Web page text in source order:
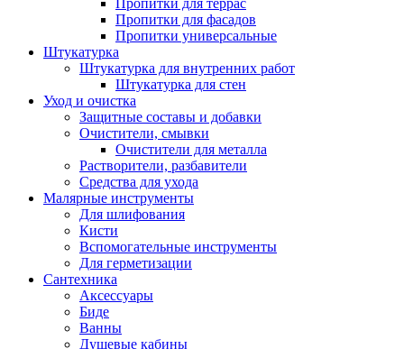
Пропитки для террас
Пропитки для фасадов
Пропитки универсальные
Штукатурка
Штукатурка для внутренних работ
Штукатурка для стен
Уход и очистка
Защитные составы и добавки
Очистители, смывки
Очистители для металла
Растворители, разбавители
Средства для ухода
Малярные инструменты
Для шлифования
Кисти
Вспомогательные инструменты
Для герметизации
Сантехника
Аксессуары
Биде
Ванны
Душевые кабины